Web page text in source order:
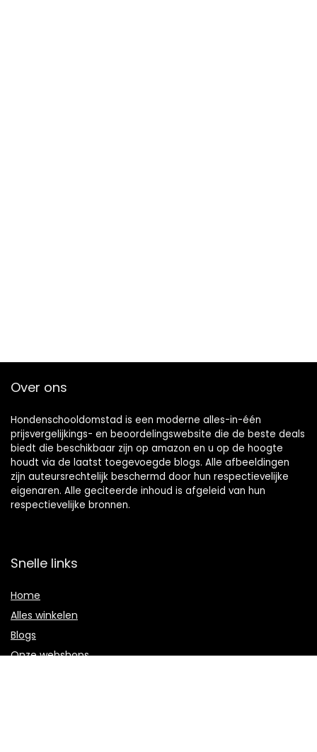
Over ons
Hondenschooldomstad is een moderne alles-in-één
prijsvergelijkings- en beoordelingswebsite die de beste deals
biedt die beschikbaar zijn op amazon en u op de hoogte
houdt via de laatst toegevoegde blogs. Alle afbeeldingen
zijn auteursrechtelijk beschermd door hun respectievelijke
eigenaren. Alle geciteerde inhoud is afgeleid van hun
respectievelijke bronnen.
Snelle links
Home
Alles winkelen
Blogs
Onze webshops